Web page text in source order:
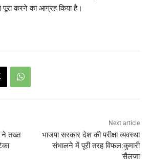
करने का आग्रह किया है।
ने तख्त
Next article
भाजपा सरकार देश की परीक्षा व्यवस्था
संभालने में पूरी तरह विफल:कुमारी
सैलजा